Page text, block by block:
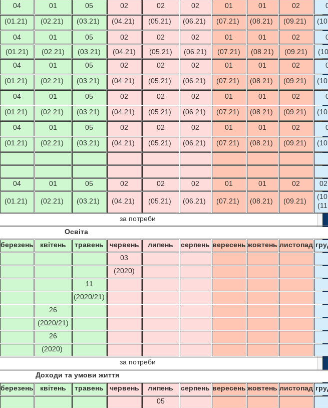
04 01 05 02 02 02 01 01 02
(01.21) (02.21) (03.21) (04.21) (05.21) (06.21) (07.21) (08.21) (09.21)
04 01 05 02 02 02 01 01 02
(01.21) (02.21) (03.21) (04.21) (05.21) (06.21) (07.21) (08.21) (09.21)
04 01 05 02 02 02 01 01 02
(01.21) (02.21) (03.21) (04.21) (05.21) (06.21) (07.21) (08.21) (09.21)
04 01 05 02 02 02 01 01 02
(01.21) (02.21) (03.21) (04.21) (05.21) (06.21) (07.21) (08.21) (09.21)
04 01 05 02 02 02 01 01 02
(01.21) (02.21) (03.21) (04.21) (05.21) (06.21) (07.21) (08.21) (09.21)
04 01 05 02 02 02 01 01 02
(01.21) (02.21) (03.21) (04.21) (05.21) (06.21) (07.21) (08.21) (09.21)
за потреби
Освіта
березень квітень травень червень липень серпень вересень жовтень листопад
03
(2020)
11
(2020/21)
26
(2020/21)
26
(2020)
за потреби
Доходи та умови життя
березень квітень травень червень липень серпень вересень жовтень листопад
05